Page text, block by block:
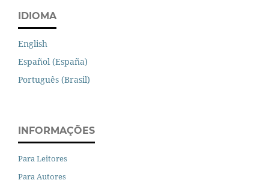
IDIOMA
English
Español (España)
Português (Brasil)
INFORMAÇÕES
Para Leitores
Para Autores